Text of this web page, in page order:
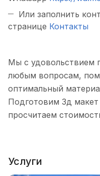
Или заполнить
странице Контакты
Мы с удовольствием
любым вопросам,
оптимальный
Подготовим 3д
просчитаем
Услуги